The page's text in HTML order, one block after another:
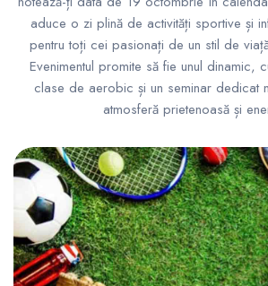
aduce o zi plină de activități sportive și
pentru toți cei pasionați de un stil de
Evenimentul promite să fie unul dinamic,
clase de aerobic și un seminar dedicat
atmosferă prietenoasă și